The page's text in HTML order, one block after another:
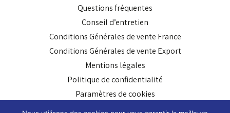
Questions fréquentes
Conseil d’entretien
Conditions Générales de vente France
Conditions Générales de vente Export
Mentions légales
Politique de confidentialité
Paramètres de cookies